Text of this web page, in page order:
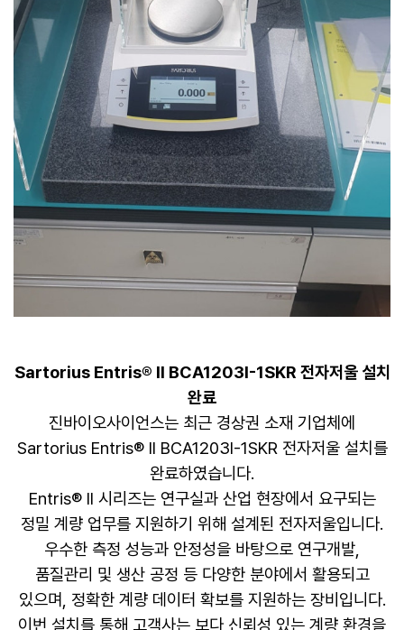
Sartorius Entris® II BCA1203I-1SKR 전자저울 설치
완료
진바이오사이언스는 최근 경상권 소재 기업체에
Sartorius Entris® II BCA1203I-1SKR 전자저울 설치를
완료하였습니다.
Entris® II 시리즈는 연구실과 산업 현장에서 요구되는
정밀 계량 업무를 지원하기 위해 설계된 전자저울입니다.
우수한 측정 성능과 안정성을 바탕으로 연구개발,
품질관리 및 생산 공정 등 다양한 분야에서 활용되고
있으며, 정확한 계량 데이터 확보를 지원하는 장비입니다.
이번 설치를 통해 고객사는 보다 신뢰성 있는 계량 환경을